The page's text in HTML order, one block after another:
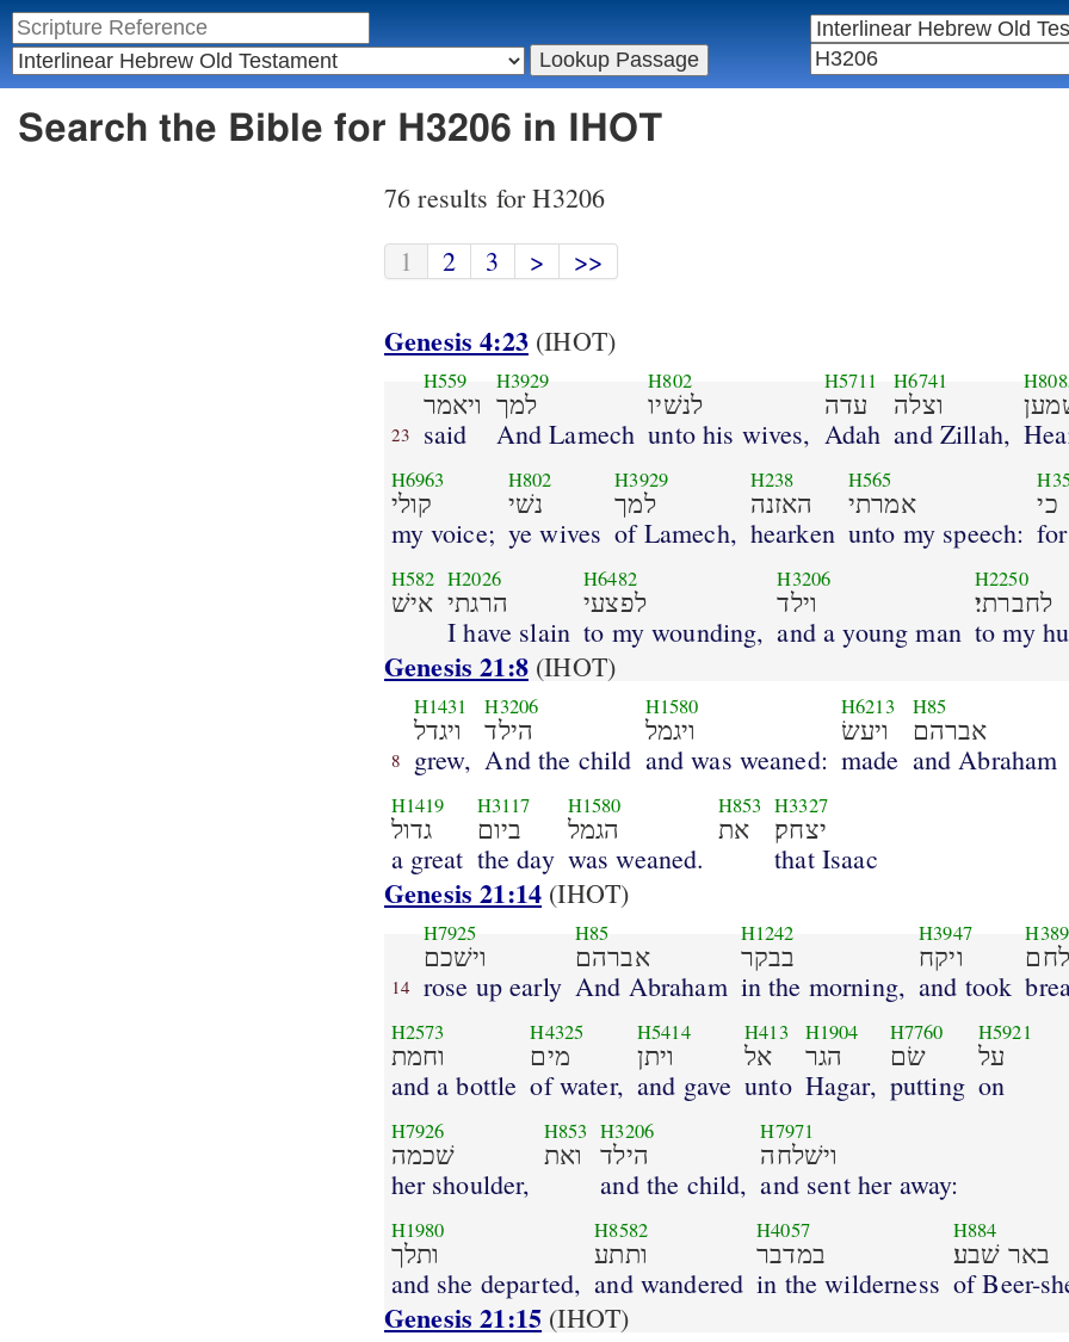
Search the Bible for H3206 in IHOT
76 results for H3206
1
2 3 > >>
Genesis 4:23(IHOT)
23
H559
ויאמר
said
H3929
למך
And Lamech
H802
לנשׁיו
unto his wives,
H5711
עדה
Adah
H6741
וצלה
and Zillah,
H6963
קולי
my voice;
H802
נשׁי
ye wives
H3929
למך
of Lamech,
H238
האזנה
hearken
H565
אמרתי
unto my speech:
כי
for
H582
אישׁ
H2026
הרגתי
I have slain
H6482
לפצעי
to my wounding,
H3206
וילד
and a young man
H2250
לחברתי׃
to my
Genesis 21:8(IHOT)
8
H1431
ויגדל
grew,
H3206
הילד
And the child
H1580
ויגמל
and was weaned:
H6213
ויעשׂ
made
H85
אברהם
and Abraham
H1419
גדול
a great
H3117
ביום
the day
H1580
הגמל
was weaned.
H853
את
H3327
יצחק׃
that Isaac
Genesis 21:14 (IHOT)
14
H7925
וישׁכם
rose up early
H85
אברהם
And Abraham
H1242
בבקר
in the morning,
H3947
ויקח
and took
לחם
H2573
וחמת
and a bottle
H4325
מים
of water,
H5414
ויתן
and gave
H413
אל
unto
H1904
הגר
Hagar,
H7760
שׂם
putting
H5921
על
on
H7926
שׁכמה
her shoulder,
H853
ואת
H3206
הילד
and the child,
H7971
וישׁלחה
and sent her away:
H1980
ותלך
and she departed,
H8582
ותתע
and wandered
H4057
במדבר
in the wilderness
H884
באר שׁבע׃
of Beer-
Genesis 21:15 (IHOT)